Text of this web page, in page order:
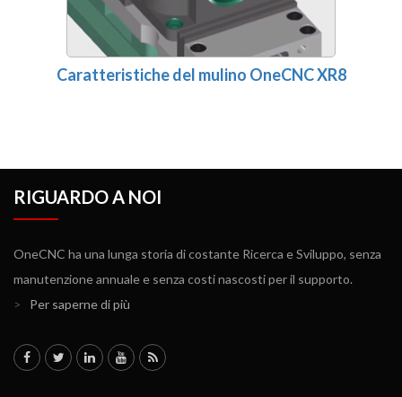
Caratteristiche del mulino OneCNC XR8
RIGUARDO A NOI
OneCNC ha una lunga storia di costante Ricerca e Sviluppo, senza
manutenzione annuale e senza costi nascosti per il supporto.
>
Per saperne di più